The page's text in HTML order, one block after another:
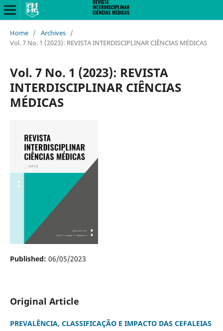
Home / Archives /
Vol. 7 No. 1 (2023): REVISTA INTERDISCIPLINAR CIÊNCIAS MÉDICAS
Vol. 7 No. 1 (2023): REVISTA
INTERDISCIPLINAR CIÊNCIAS
MÉDICAS
Published: 06/05/2023
Original Article
PREVALÊNCIA, CLASSIFICAÇÃO E IMPACTO DAS CEFALEIAS